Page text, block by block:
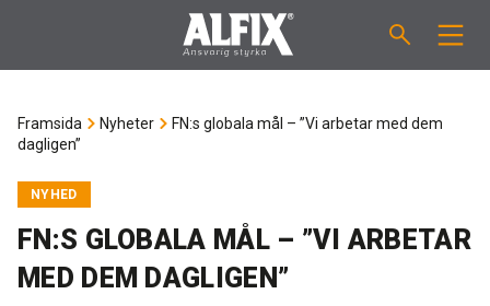
Tätskiktsmassor
ÅTGÅNGSBERÄKNARE
OM ALFIX
Framsida Nyheter
FN:s globala mål – ”Vi arbetar med dem
dagligen”
NYHED
FN:S GLOBALA MÅL – ”VI ARBETAR
MED DEM DAGLIGEN”